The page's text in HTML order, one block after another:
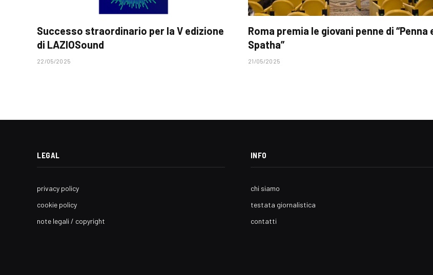
Successo straordinario per la V edizione
di LAZIOSound
22/05/2025
Roma premia le giovani penne di “Penna
Spatha”
21/05/2025
LEGAL
privacy policy
cookie policy
note legali / copyright
INFO
chi siamo
testata giornalistica
contatti